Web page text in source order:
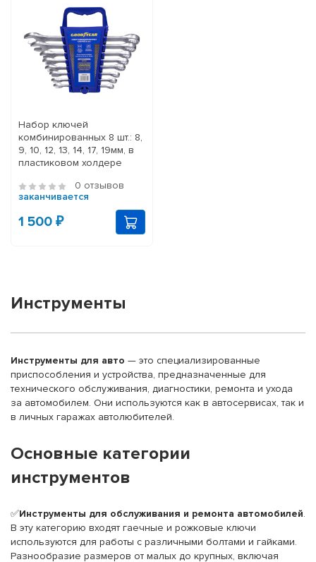
Набор ключей
комбинированных 8 шт.: 8,
9, 10, 12, 13, 14, 17, 19мм, в
пластиковом холдере
0 отзывов
заканчивается
1 500 ₽
Инструменты
Инструменты для авто — это специализированные
приспособления и устройства, предназначенные для
технического обслуживания, диагностики, ремонта и ухода
за автомобилем. Они используются как в автосервисах, так и
в личных гаражах автолюбителей.
Основные категории
инструментов
✅Инструменты для обслуживания и ремонта автомобилей.
В эту категорию входят гаечные и рожковые ключи
используются для работы с различными болтами и гайками.
Разнообразие размеров от малых до крупных, включая